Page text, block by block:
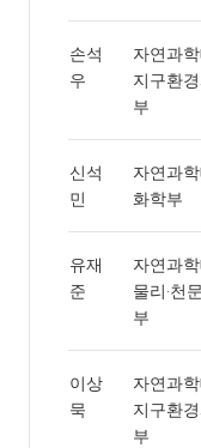
손석
우
자연과
지구환
부
신석
민
자연과
화학부
유재
준
자연과
물리·천
부
이상
묵
자연과
지구환
부